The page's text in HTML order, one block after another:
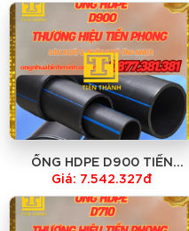
QUỐC
ỐNG HDPE D900 TIỀN
PHONG -GIÁ TẠI NHÀ MÁY -
QUỐC
Giá: 7.542.327đ